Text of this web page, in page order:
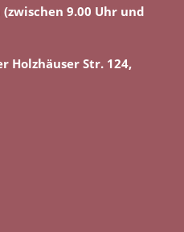
9.00 Uhr und
Holzhäuser Str. 124,